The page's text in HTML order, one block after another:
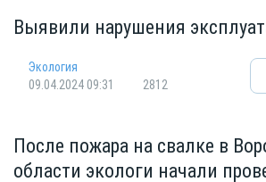
Выявили нарушения
Экология
09.04.2024 09:31
2812
После пожара на свалке в
области экологи начали